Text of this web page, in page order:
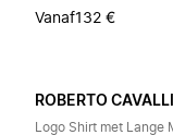
Vanaf132 €
ROBERTO CAVALLI